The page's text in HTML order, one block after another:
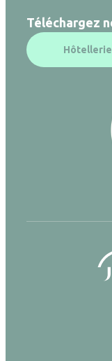
Téléchargez
Hôtellerie